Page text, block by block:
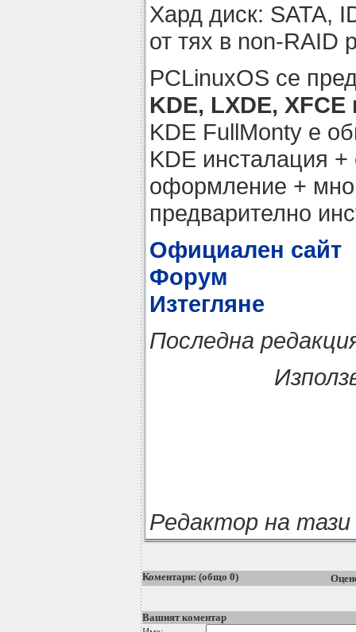
Хард диск: SATA,
от тях в non-RAID
PCLinuxOS се
KDE, LXDE,
KDE FullMonty e
KDE инсталация
оформление +
предварително
Официален сайт
Форум
Изтегляне
Последна
Редактор на
Коментари: (общо 0)
Вашият коментар